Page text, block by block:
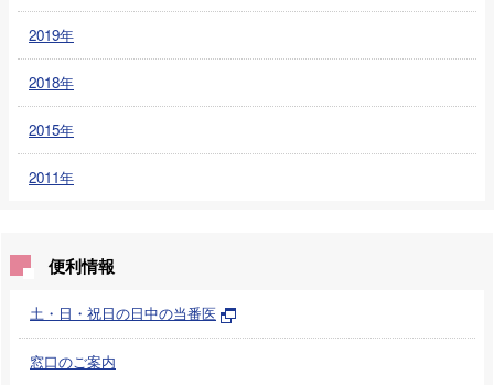
2019年
2018年
2015年
2011年
便利情報
土・日・祝日の日中の当番医
窓口のご案内